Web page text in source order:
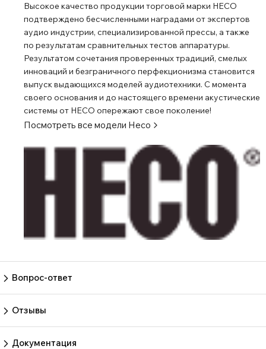
диффузором со специальным покрытием и прочной
звуковой катушкой. Стабильная корзина из стали с
покрытием и высококачественным 6-позиционным
резьбовым декоративным кольцом. Корпус Массивные
поперечные балки в основании с регулируемыми по
высоте массивными алюминиевыми шипами-конусами.
Сменные металлические/резиновые шипы для
оптимальной адаптации к типу пола. Конструкция
фазоинвертора с оптимизированным воздушным
тканевый защитный чехол со скрытым магнитом.
Лицевая и верхняя стороны в высококачественной
полуматовой покраске. Прочная конструкция с
использованием сложных распорок.
Высокое качество продукции торговой марки HECO
подтверждено бесчисленными наградами от экспертов
аудио индустрии, специализированной прессы, а также
по результатам сравнительных тестов аппаратуры.
Результатом сочетания проверенных традиций, смелых
инноваций и безграничного перфекционизма становится
выпуск выдающихся моделей аудиотехники. С момента
своего основания и до настоящего времени акустические
системы от HECO опережают свое поколение!
Посмотреть все модели Heco
Вопрос-ответ
Отзывы
Документация